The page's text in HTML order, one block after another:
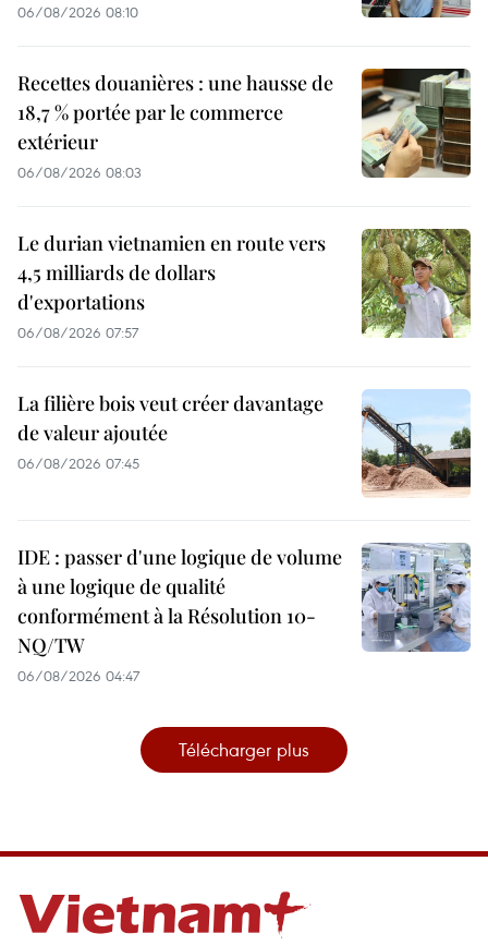
06/08/2026 08:10
Recettes douanières : une hausse de
18,7 % portée par le commerce
extérieur
06/08/2026 08:03
Le durian vietnamien en route vers
4,5 milliards de dollars
d'exportations
06/08/2026 07:57
La filière bois veut créer davantage
de valeur ajoutée
06/08/2026 07:45
IDE : passer d'une logique de volume
à une logique de qualité
conformément à la Résolution 10-
NQ/TW
06/08/2026 04:47
Télécharger plus